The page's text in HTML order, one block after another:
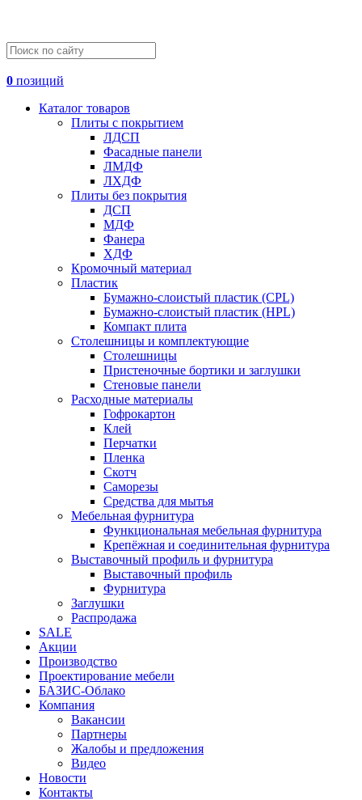
0 позиций
Каталог товаров
Плиты с покрытием
ЛДСП
Фасадные панели
ЛМДФ
ЛХДФ
Плиты без покрытия
ДСП
МДФ
Фанера
ХДФ
Кромочный материал
Пластик
Бумажно-слоистый пластик (CPL)
Бумажно-слоистый пластик (HPL)
Компакт плита
Столешницы и комплектующие
Столешницы
Пристеночные бортики и заглушки
Стеновые панели
Расходные материалы
Гофрокартон
Клей
Перчатки
Пленка
Скотч
Саморезы
Средства для мытья
Мебельная фурнитура
Функциональная мебельная фурнитура
Крепёжная и соединительная фурнитура
Выставочный профиль и фурнитура
Выставочный профиль
Фурнитура
Заглушки
Распродажа
SALE
Акции
Производство
Проектирование мебели
БАЗИС-Облако
Компания
Вакансии
Партнеры
Жалобы и предложения
Видео
Новости
Контакты